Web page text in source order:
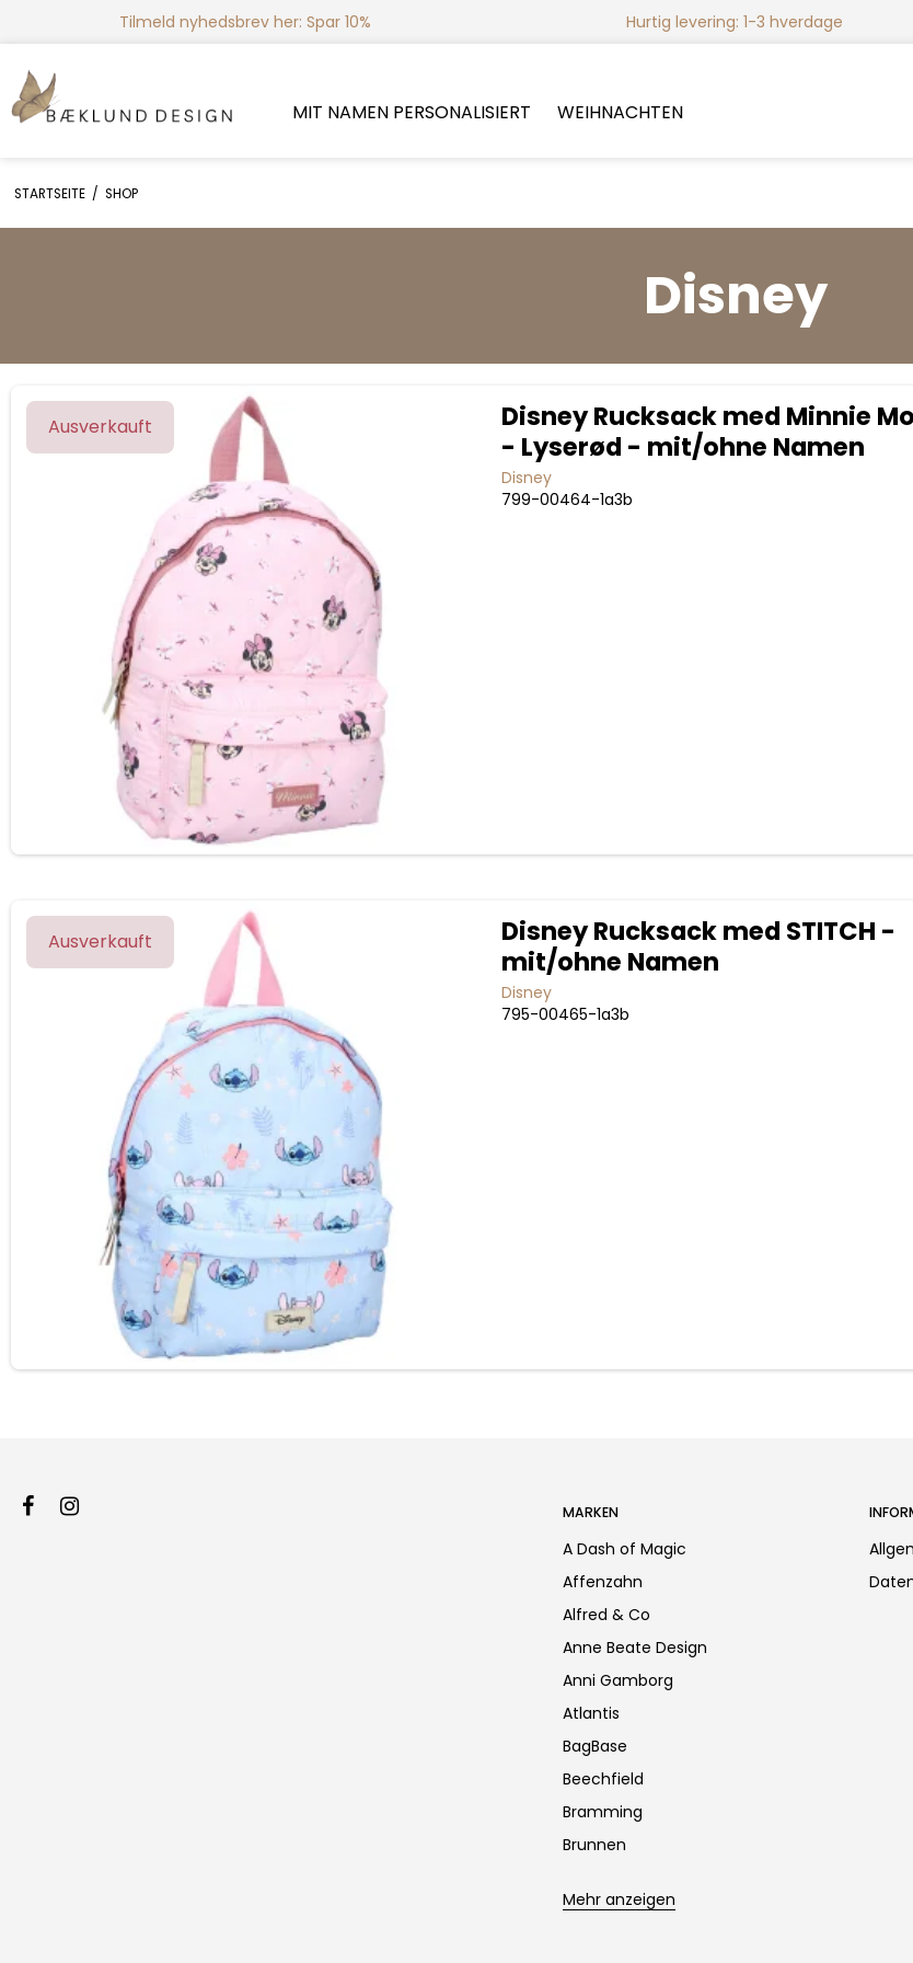
Tilmeld nyhedsbrev her: Spar 10% Hurtig levering: 1-3 hverdage
MIT NAMEN PERSONALISIERT WEIHNACHTEN
STARTSEITE / SHOP
Disney
Ausverkauft
Disney Rucksack med Minnie
- Lyserød - mit/ohne Namen
Disney
799-00464-1a3b
Ausverkauft
Disney Rucksack med STITCH -
mit/ohne Namen
Disney
795-00465-1a3b
MARKEN
A Dash of Magic
Affenzahn
Alfred & Co
Anne Beate Design
Anni Gamborg
Atlantis
BagBase
Beechfield
Bramming
Brunnen
Mehr anzeigen